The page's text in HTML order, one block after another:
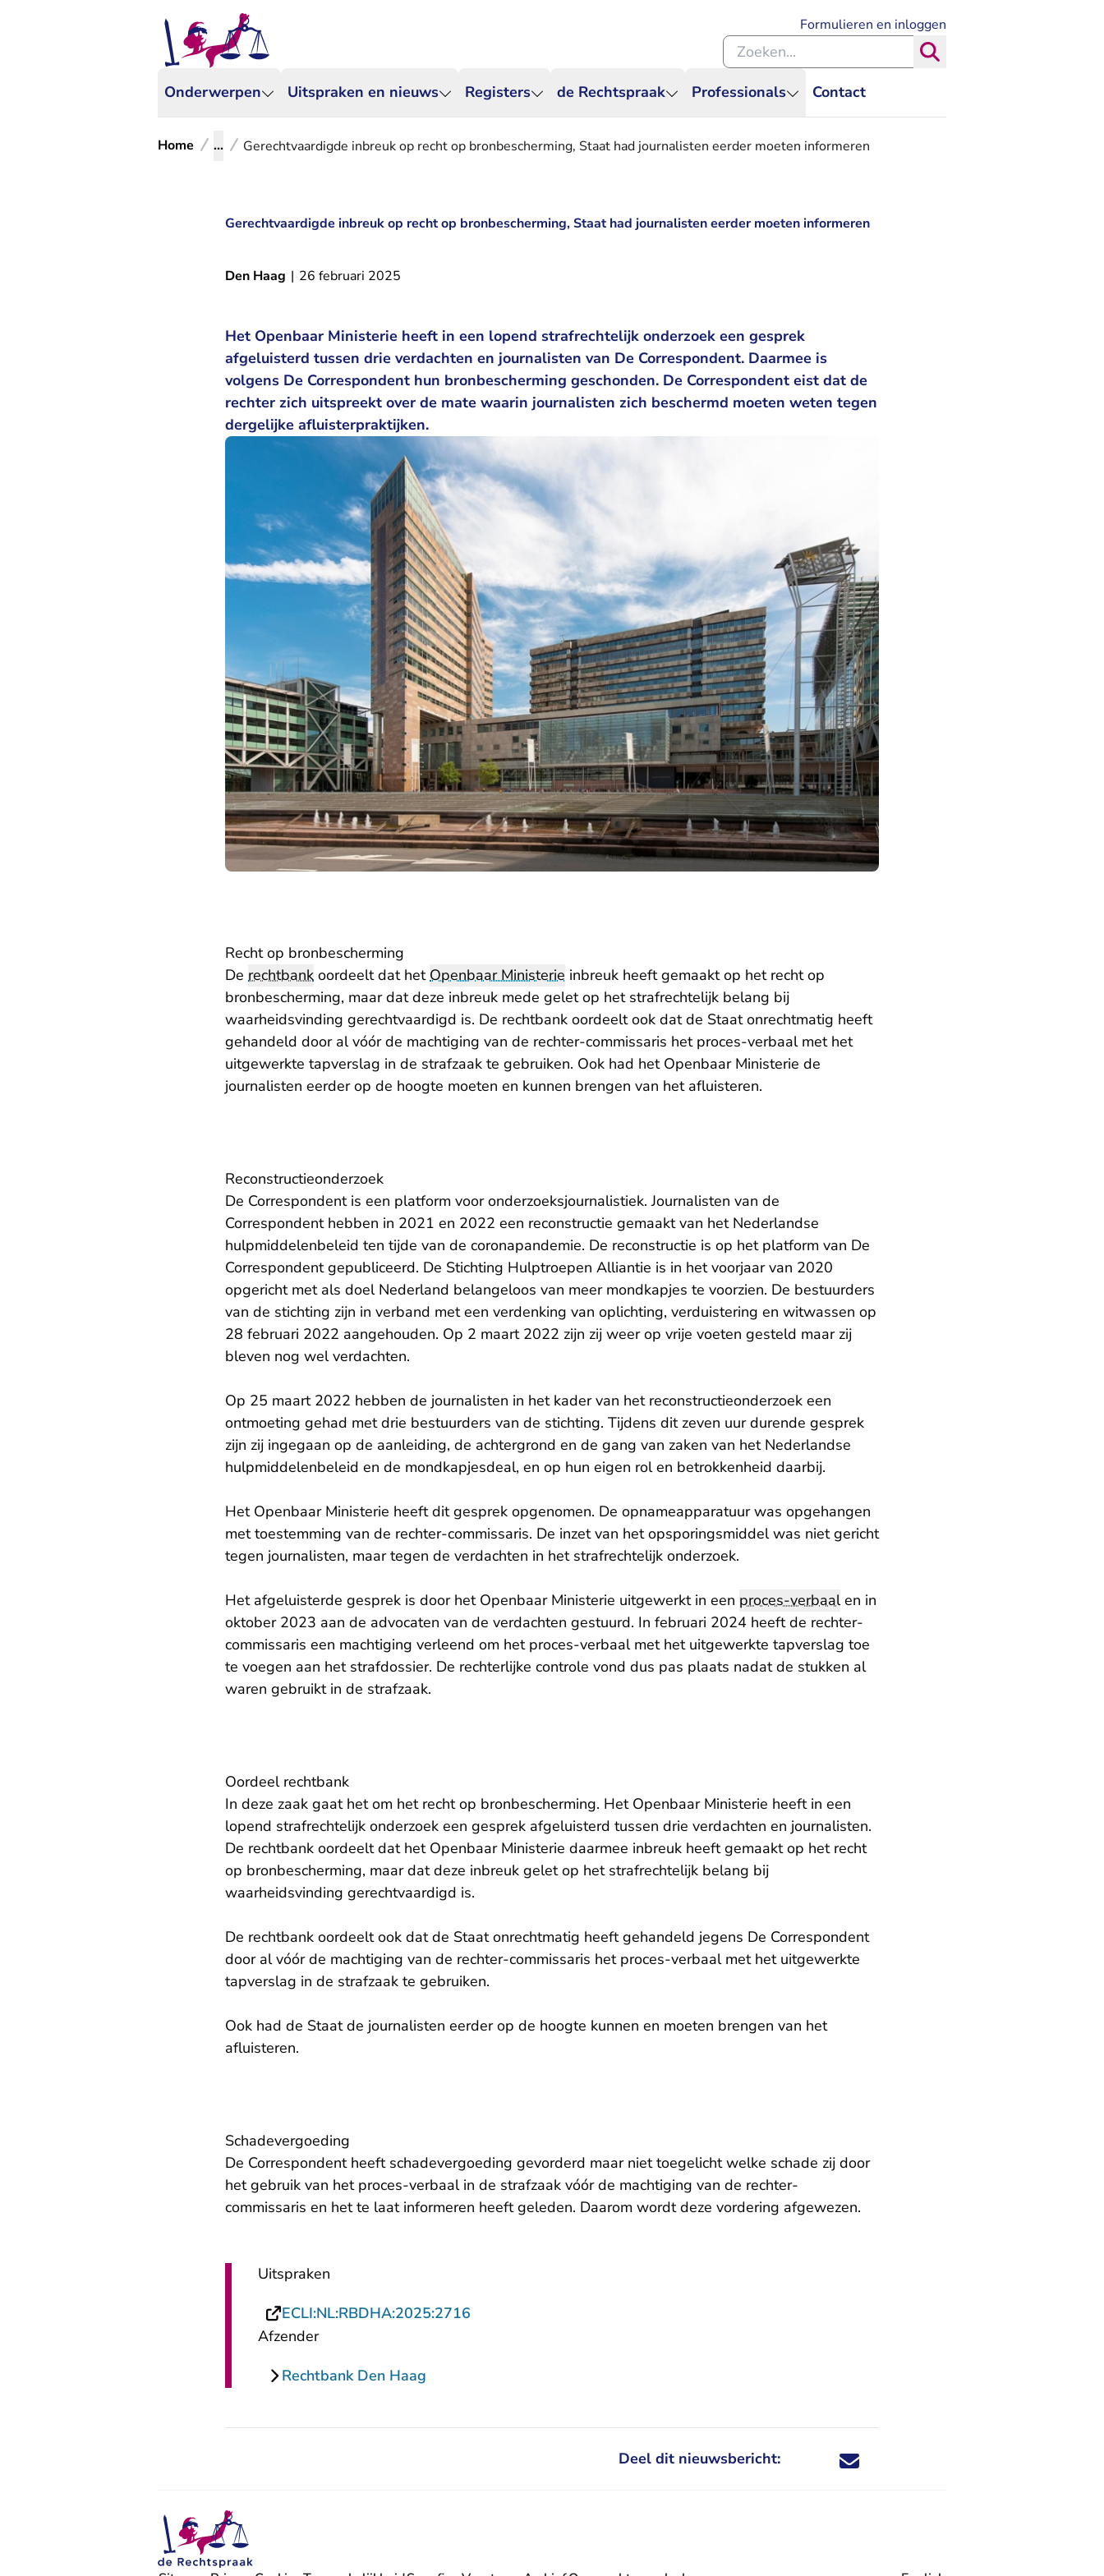
Onderwerpen Uitspraken en nieuws Registers de Rechtspraak Professionals Contact
Formulieren en inloggen
Zoeken binnen de Rechtspraak
Home ... Gerechtvaardigde inbreuk op recht op bronbescherming, Staat had journalisten eerder moeten informeren
Gerechtvaardigde inbreuk op recht op bronbescherming, Staat had journalisten eerder moeten informeren
Den Haag | 26 februari 2025
Het Openbaar Ministerie heeft in een lopend strafrechtelijk onderzoek een gesprek
afgeluisterd tussen drie verdachten en journalisten van De Correspondent. Daarmee is
volgens De Correspondent hun bronbescherming geschonden. De Correspondent eist dat de
rechter zich uitspreekt over de mate waarin journalisten zich beschermd moeten weten tegen
dergelijke afluisterpraktijken.
Recht op bronbescherming
De rechtbank oordeelt dat hetOpenbaar Ministerie inbreuk heeft gemaakt op het recht op
bronbescherming, maar dat deze inbreuk mede gelet op het strafrechtelijk belang bij
waarheidsvinding gerechtvaardigd is. De rechtbank oordeelt ook dat de Staat onrechtmatig heeft
gehandeld door al vóór de machtiging van de rechter-commissaris het proces-verbaal met het
uitgewerkte tapverslag in de strafzaak te gebruiken. Ook had het Openbaar Ministerie de
journalisten eerder op de hoogte moeten en kunnen brengen van het afluisteren.
Reconstructieonderzoek
De Correspondent is een platform voor onderzoeksjournalistiek. Journalisten van de
Correspondent hebben in 2021 en 2022 een reconstructie gemaakt van het Nederlandse
hulpmiddelenbeleid ten tijde van de coronapandemie. De reconstructie is op het platform van De
Correspondent gepubliceerd. De Stichting Hulptroepen Alliantie is in het voorjaar van 2020
opgericht met als doel Nederland belangeloos van meer mondkapjes te voorzien. De bestuurders
van de stichting zijn in verband met een verdenking van oplichting, verduistering en witwassen op
28 februari 2022 aangehouden. Op 2 maart 2022 zijn zij weer op vrije voeten gesteld maar zij
bleven nog wel verdachten.
Op 25 maart 2022 hebben de journalisten in het kader van het reconstructieonderzoek een
ontmoeting gehad met drie bestuurders van de stichting. Tijdens dit zeven uur durende gesprek
zijn zij ingegaan op de aanleiding, de achtergrond en de gang van zaken van het Nederlandse
hulpmiddelenbeleid en de mondkapjesdeal, en op hun eigen rol en betrokkenheid daarbij.
Het Openbaar Ministerie heeft dit gesprek opgenomen. De opnameapparatuur was opgehangen
met toestemming van de rechter-commissaris. De inzet van het opsporingsmiddel was niet gericht
tegen journalisten, maar tegen de verdachten in het strafrechtelijk onderzoek.
Het afgeluisterde gesprek is door het Openbaar Ministerie uitgewerkt in een proces-verbaalen in
oktober 2023 aan de advocaten van de verdachten gestuurd. In februari 2024 heeft de rechter-
commissaris een machtiging verleend om het proces-verbaal met het uitgewerkte tapverslag toe
te voegen aan het strafdossier. De rechterlijke controle vond dus pas plaats nadat de stukken al
waren gebruikt in de strafzaak.
Oordeel rechtbank
In deze zaak gaat het om het recht op bronbescherming. Het Openbaar Ministerie heeft in een
lopend strafrechtelijk onderzoek een gesprek afgeluisterd tussen drie verdachten en journalisten.
De rechtbank oordeelt dat het Openbaar Ministerie daarmee inbreuk heeft gemaakt op het recht
op bronbescherming, maar dat deze inbreuk gelet op het strafrechtelijk belang bij
waarheidsvinding gerechtvaardigd is.
De rechtbank oordeelt ook dat de Staat onrechtmatig heeft gehandeld jegens De Correspondent
door al vóór de machtiging van de rechter-commissaris het proces-verbaal met het uitgewerkte
tapverslag in de strafzaak te gebruiken.
Ook had de Staat de journalisten eerder op de hoogte kunnen en moeten brengen van het
afluisteren.
Schadevergoeding
De Correspondent heeft schadevergoeding gevorderd maar niet toegelicht welke schade zij door
het gebruik van het proces-verbaal in de strafzaak vóór de machtiging van de rechter-
commissaris en het te laat informeren heeft geleden. Daarom wordt deze vordering afgewezen.
Uitspraken
ECLI:NL:RBDHA:2025:2716
Afzender
Rechtbank Den Haag
Deel dit nieuwsbericht: Deel dit nieuwsbericht via X - U verlaat
Deel dit nieuwsbericht via Facebook - U
Deel dit nieuwsbericht via e-mail
Deel dit nieuwsbericht via LinkedIn - U